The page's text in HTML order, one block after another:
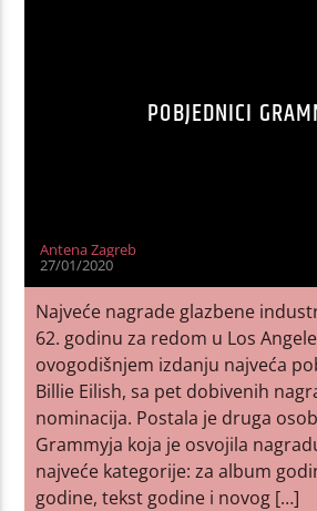
POBJEDNICI
Antena Zagreb
27/01/2020
Najveće nagrade glazbene
62. godinu za redom u Los
ovogodišnjem izdanju najveća
Billie Eilish, sa pet dobivenih
nominacija. Postala je druga
Grammyja koja je osvojila
najveće kategorije: za album
godine, tekst godine i novog […]